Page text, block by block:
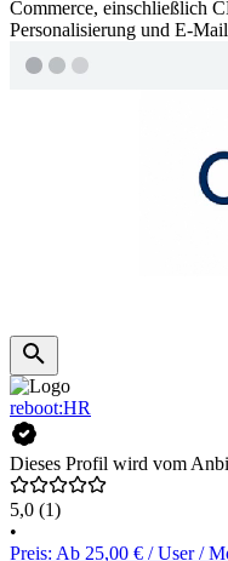
Commerce, einschließlich
Personalisierung und E-
reboot:HR
Dieses Profil wird vom
5,0 (1)
•
Preis: Ab 25,00 € / User /